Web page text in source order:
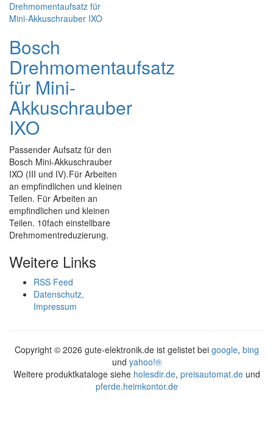
Bosch
Drehmomentaufsatz
für Mini-
Akkuschrauber
IXO
Passender Aufsatz für den
Bosch Mini-Akkuschrauber
IXO (III und IV).Für Arbeiten
an empfindlichen und kleinen
Teilen. Für Arbeiten an
empfindlichen und kleinen
Teilen. 10fach einstellbare
Drehmomentreduzierung.
Weitere Links
RSS Feed
Datenschutz,
Impressum
Copyright © 2026 gute-elektronik.de ist gelistet bei google, bing
und yahoo!®
Weitere produktkataloge siehe holesdir.de, preisautomat.deund
pferde.heimkontor.de